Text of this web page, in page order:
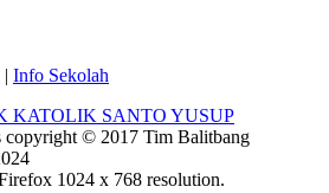
| Info Sekolah
KATOLIK SANTO YUSUP
copyright © 2017 Tim Balitbang
1024 x 768 resolution.